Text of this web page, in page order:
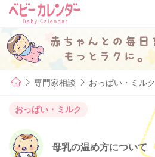
専門家相談 おっぱい・ミルク
おっぱい・ミルク
母乳の温め方について